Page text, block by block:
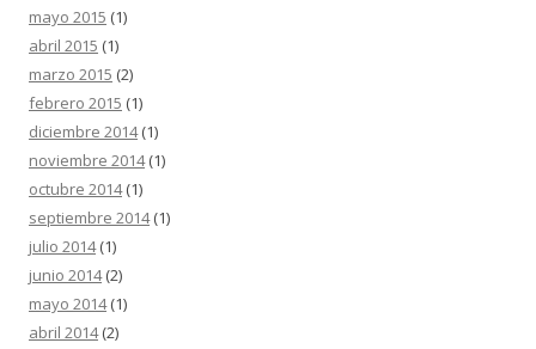
mayo 2015 (1)
abril 2015 (1)
marzo 2015 (2)
febrero 2015 (1)
diciembre 2014(1)
noviembre 2014(1)
octubre 2014(1)
septiembre 2014(1)
julio 2014(1)
junio 2014(2)
mayo 2014(1)
abril 2014(2)